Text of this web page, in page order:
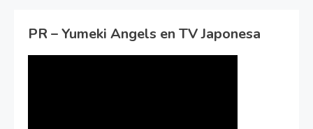
PR – Yumeki Angels en TV Japonesa